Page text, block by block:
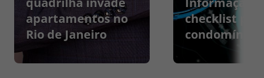
apartamentos no
Rio de Janeiro
checklist
condomínios